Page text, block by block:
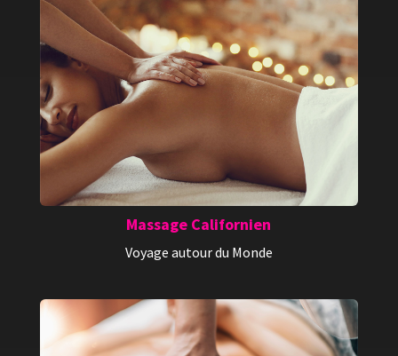
Massage Californien
Voyage autour du Monde